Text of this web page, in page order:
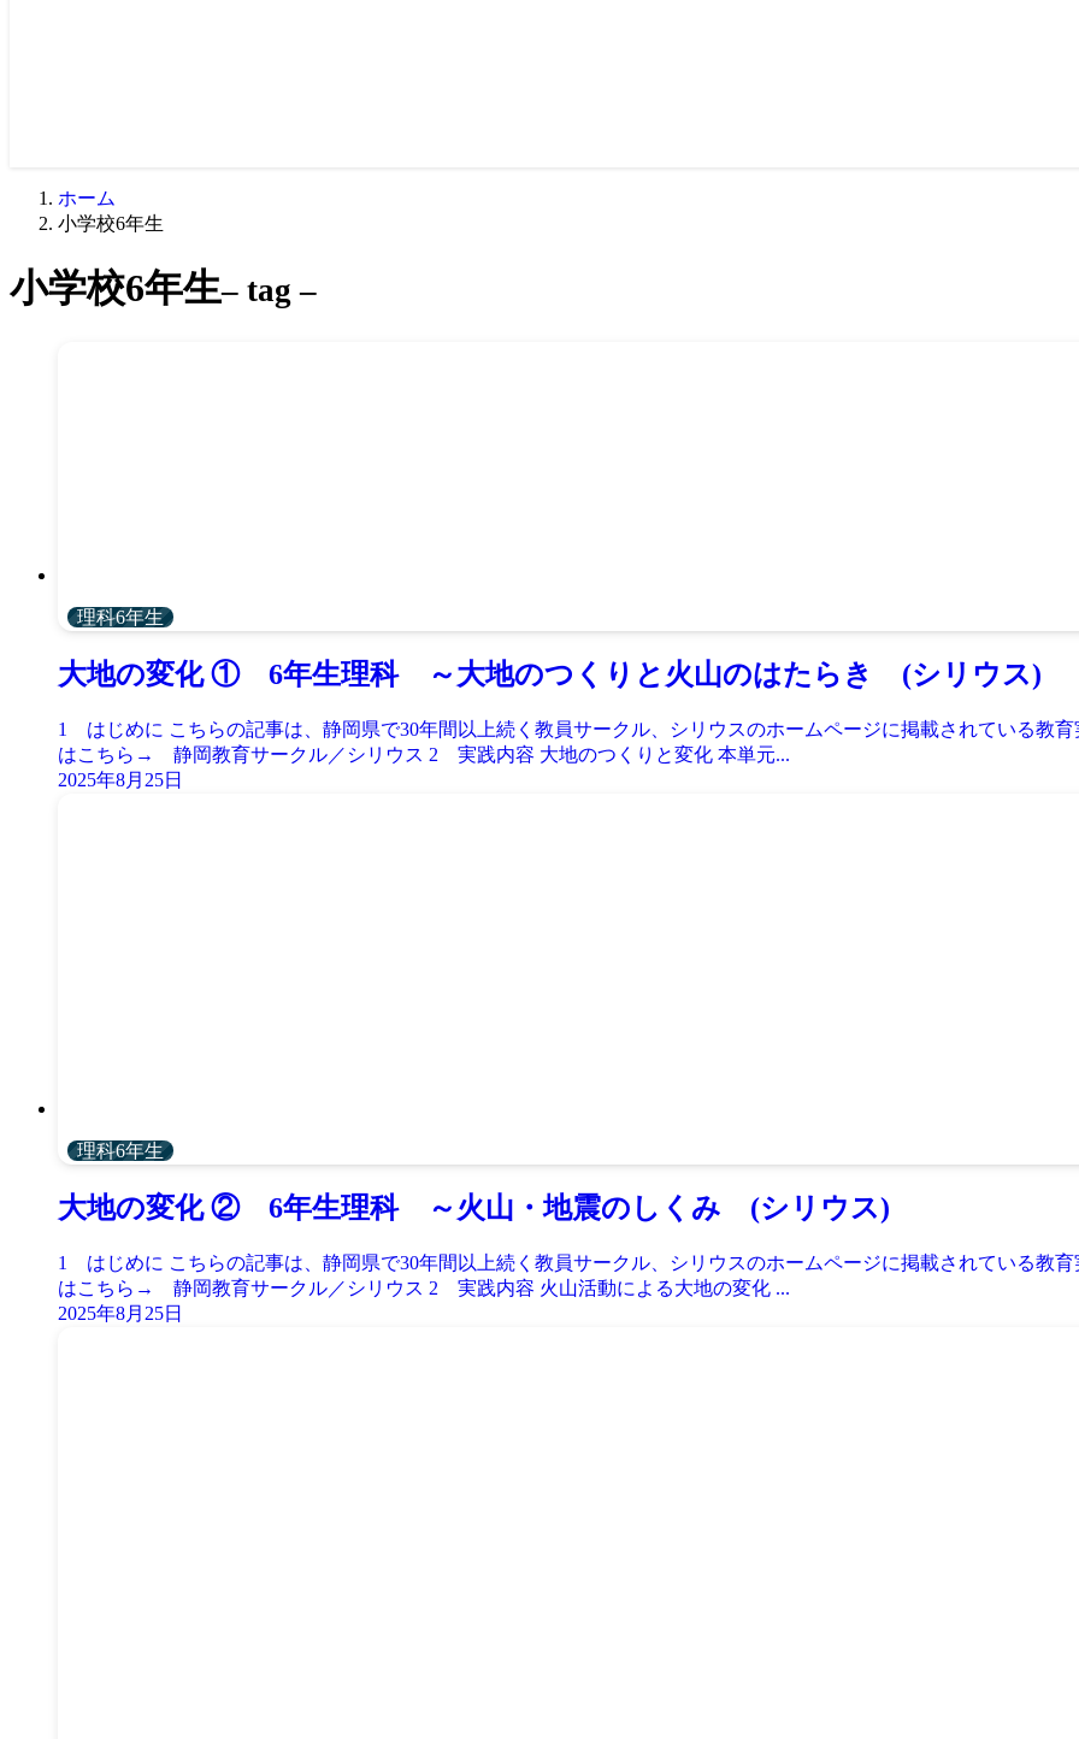
ホーム
小学校6年生
小学校6年生– tag –
理科6年生
大地の変化 ① 6年生理科 ～大地のつくりと火山のはたらき (シリウス)
1 はじめに こちらの記事は、静岡県で30年間以上続く教員サークル、シリウスのホームページに掲載されている教
はこちら→ 静岡教育サークル／シリウス 2 実践内容 大地のつくりと変化 本単元...
2025年8月25日
理科6年生
大地の変化 ② 6年生理科 ～火山・地震のしくみ (シリウス)
1 はじめに こちらの記事は、静岡県で30年間以上続く教員サークル、シリウスのホームページに掲載されている教
はこちら→ 静岡教育サークル／シリウス 2 実践内容 火山活動による大地の変化 ...
2025年8月25日